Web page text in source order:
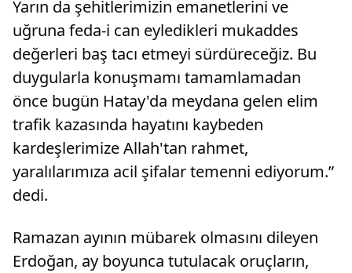
Yarın da şehitlerimizin emanetlerini ve
uğruna feda-i can eyledikleri mukaddes
değerleri baş tacı etmeyi sürdüreceğiz. Bu
duygularla konuşmamı tamamlamadan
önce bugün Hatay'da meydana gelen elim
trafik kazasında hayatını kaybeden
kardeşlerimize Allah'tan rahmet,
yaralılarımıza acil şifalar temenni ediyorum.”
dedi.
Ramazan ayının mübarek olmasını dileyen
Erdoğan, ay boyunca tutulacak oruçların,